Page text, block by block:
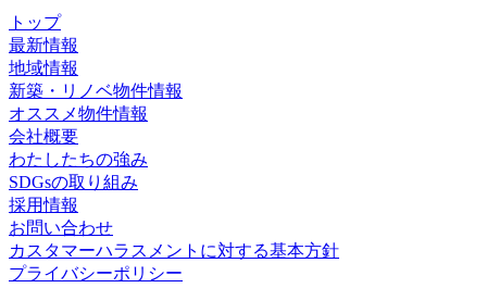
トップ
最新情報
地域情報
新築・リノベ物件情報
オススメ物件情報
会社概要
わたしたちの強み
SDGsの取り組み
採用情報
お問い合わせ
カスタマーハラスメントに対する基本方針
プライバシーポリシー